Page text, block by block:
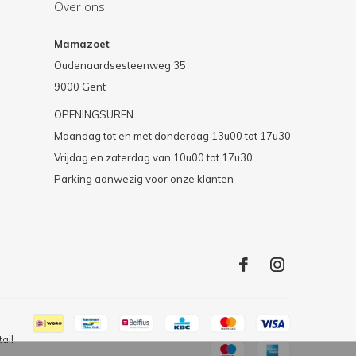
Over ons
Mamazoet
Oudenaardsesteenweg 35
9000 Gent
OPENINGSUREN
Maandag tot en met donderdag 13u00 tot 17u30
Vrijdag en zaterdag van 10u00 tot 17u30
Parking aanwezig voor onze klanten